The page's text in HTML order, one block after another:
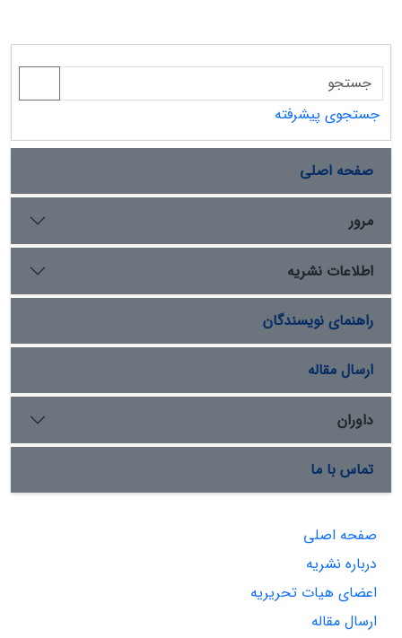
جستجوی پیشرفته
صفحه اصلی
مرور
اطلاعات نشریه
راهنمای نویسندگان
ارسال مقاله
داوران
تماس با ما
صفحه اصلی
درباره نشریه
اعضای هیات تحریریه
ارسال مقاله